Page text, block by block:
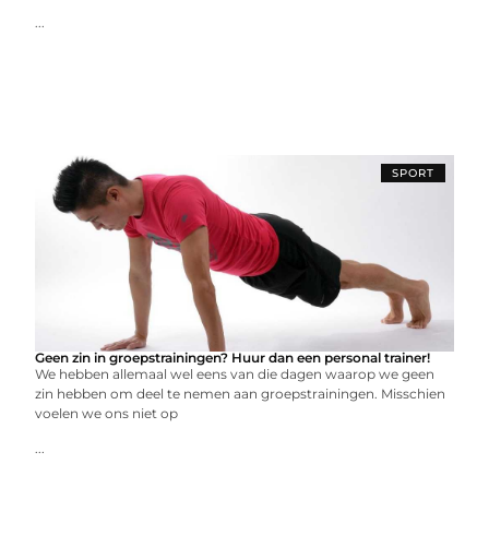
...
SPORT
Geen zin in groepstrainingen? Huur dan een personal trainer!
We hebben allemaal wel eens van die dagen waarop we geen
zin hebben om deel te nemen aan groepstrainingen. Misschien
voelen we ons niet op
...